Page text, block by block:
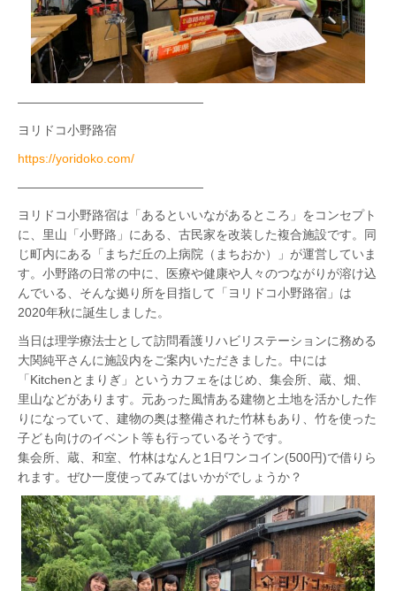
———————————————
ヨリドコ小野路宿
https://yoridoko.com/
———————————————
ヨリドコ小野路宿は「あるといいながあるところ」をコンセプト
に、里山「小野路」にある、古民家を改装した複合施設です。同
じ町内にある「まちだ丘の上病院（まちおか）」が運営していま
す。小野路の日常の中に、医療や健康や人々のつながりが溶け込
んでいる、そんな拠り所を目指して「ヨリドコ小野路宿」は
2020年秋に誕生しました。
当日は理学療法士として訪問看護リハビリステーションに務める
大関純平さんに施設内をご案内いただきました。中には
「Kitchenとまりぎ」というカフェをはじめ、集会所、蔵、畑、
里山などがあります。元あった風情ある建物と土地を活かした作
りになっていて、建物の奥は整備された竹林もあり、竹を使った
子ども向けのイベント等も行っているそうです。
集会所、蔵、和室、竹林はなんと1日ワンコイン(500円)で借りら
れます。ぜひ一度使ってみてはいかがでしょうか？